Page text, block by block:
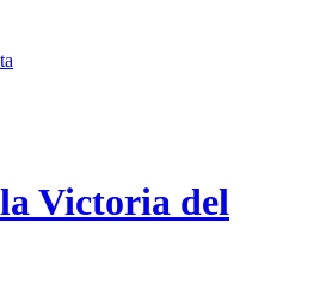
Victoria del